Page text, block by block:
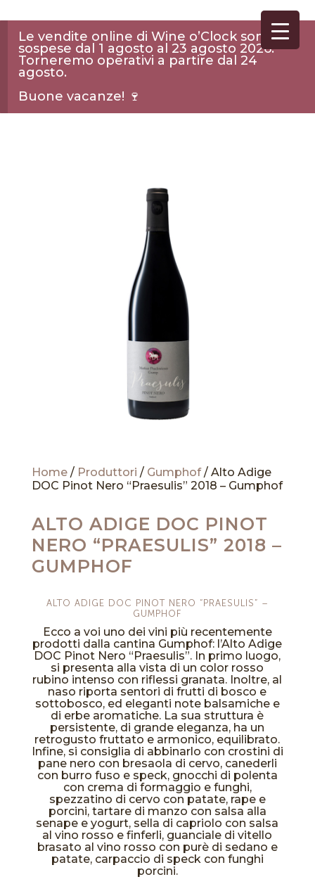
Le vendite online di Wine o’Clock sono
sospese dal 1 agosto al 23 agosto 2026.
Torneremo operativi a partire dal 24
agosto.
Buone vacanze! 🍷
Home/ Produttori / Gumphof/ Alto Adige
DOC Pinot Nero “Praesulis” 2018 – Gumphof
ALTO ADIGE DOC PINOT
NERO “PRAESULIS” 2018 –
GUMPHOF
ALTO ADIGE DOC PINOT NERO “PRAESULIS” –
GUMPHOF
Ecco a voi uno dei vini più recentemente
prodotti dalla cantina Gumphof: l’Alto Adige
DOC Pinot Nero “Praesulis”. In primo luogo,
si presenta alla vista di un color rosso
rubino intenso con riflessi granata. Inoltre, al
naso riporta sentori di frutti di bosco e
sottobosco, ed eleganti note balsamiche e
di erbe aromatiche. La sua struttura è
persistente, di grande eleganza, ha un
retrogusto fruttato e armonico, equilibrato.
Infine, si consiglia di abbinarlo con crostini di
pane nero con bresaola di cervo, canederli
con burro fuso e speck, gnocchi di polenta
con crema di formaggio e funghi,
spezzatino di cervo con patate, rape e
porcini, tartare di manzo con salsa alla
senape e yogurt, sella di capriolo con salsa
al vino rosso e finferli, guanciale di vitello
brasato al vino rosso con purè di sedano e
patate, carpaccio di speck con funghi
porcini.